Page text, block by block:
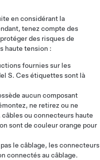
en considérant la
tenez compte des
des risques de
haute tension :
fournies sur les
S. Ces étiquettes sont là
aucun composant
ne retirez ou ne
ou connecteurs haute
sont de couleur orange pour
le câblage, les connecteurs
connectés au câblage.